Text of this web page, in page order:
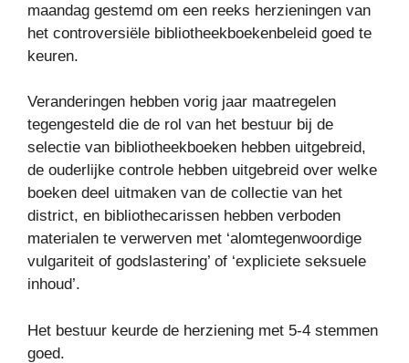
maandag gestemd om een ​​reeks herzieningen van
het controversiële bibliotheekboekenbeleid goed te
keuren.
Veranderingen hebben vorig jaar maatregelen
tegengesteld die de rol van het bestuur bij de
selectie van bibliotheekboeken hebben uitgebreid,
de ouderlijke controle hebben uitgebreid over welke
boeken deel uitmaken van de collectie van het
district, en bibliothecarissen hebben verboden
materialen te verwerven met ‘alomtegenwoordige
vulgariteit of godslastering’ of ‘expliciete seksuele
inhoud’.
Het bestuur keurde de herziening met 5-4 stemmen
goed.